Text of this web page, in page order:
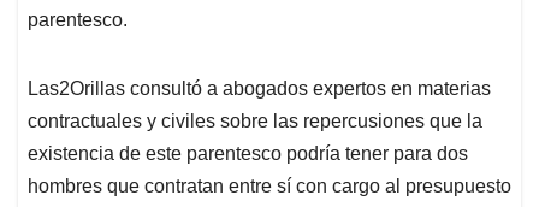
parentesco.
Las2Orillas consultó a abogados expertos en materias
contractuales y civiles sobre las repercusiones que la
existencia de este parentesco podría tener para dos
hombres que contratan entre sí con cargo al presupuesto